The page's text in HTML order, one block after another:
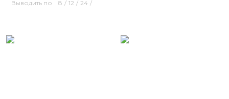
Выводить по 8 / 12 / 24 /